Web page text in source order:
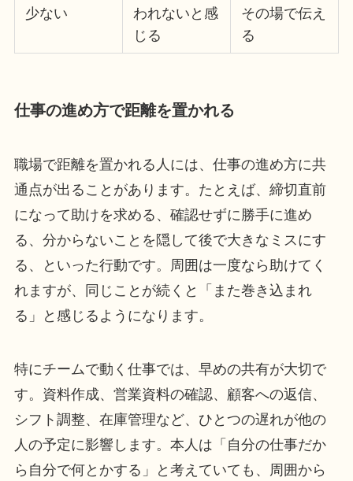
少ない
われないと感
じる
その場で伝え
る
仕事の進め方で距離を置かれる
職場で距離を置かれる人には、仕事の進め方に共
通点が出ることがあります。たとえば、締切直前
になって助けを求める、確認せずに勝手に進め
る、分からないことを隠して後で大きなミスにす
る、といった行動です。周囲は一度なら助けてく
れますが、同じことが続くと「また巻き込まれ
る」と感じるようになります。
特にチームで動く仕事では、早めの共有が大切で
す。資料作成、営業資料の確認、顧客への返信、
シフト調整、在庫管理など、ひとつの遅れが他の
人の予定に影響します。本人は「自分の仕事だか
ら自分で何とかする」と考えていても、周囲から